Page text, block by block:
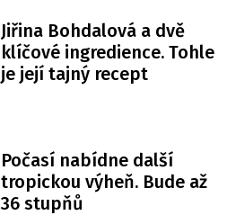
Jiřina Bohdalová a dvě
klíčové ingredience. Tohle
je její tajný recept
Počasí nabídne další
tropickou výheň. Bude až
36 stupňů